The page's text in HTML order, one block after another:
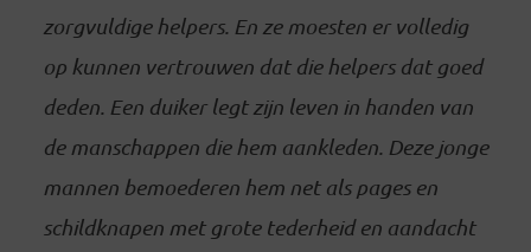
zorgvuldige helpers. En ze moesten er volledig
op kunnen vertrouwen dat die helpers dat goed
deden. Een duiker legt zijn leven in handen van
de manschappen die hem aankleden. Deze jonge
mannen bemoederen hem net als pages en
schildknapen met grote tederheid en aandacht